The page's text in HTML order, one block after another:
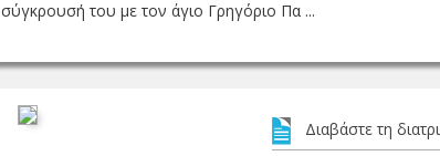
σύγκρουσή του με τον άγιο Γρηγόριο Πα ...
Διαβάστε τη